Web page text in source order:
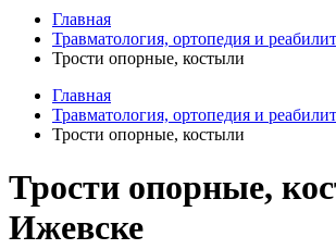
Главная
Травматология, ортопедия и
Трости опорные, костыли
Главная
Травматология, ортопедия и
Трости опорные, костыли
Трости опорные,
Ижевске